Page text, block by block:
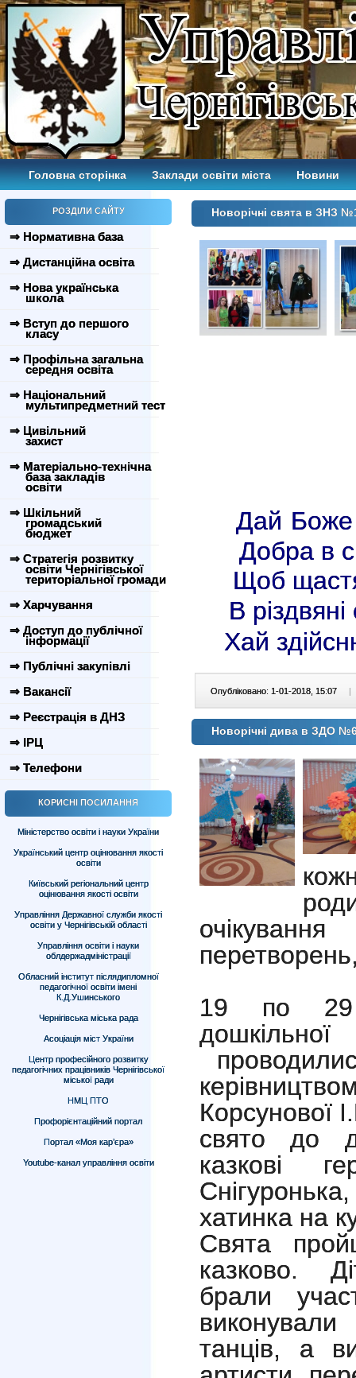
Головна сторінка Заклади освіти міста Новини
РОЗДІЛИ САЙТУ
⇒ Нормативна база
⇒ Дистанційна освіта
⇒ Нова українська
школа
⇒ Вступ до першого
класу
⇒ Профільна загальна
середня освіта
⇒ Національний
мультипредметний тест
⇒ Цивільний
захист
⇒ Матеріально-технічна
база закладів
освіти
⇒ Шкільний
громадський
бюджет
⇒ Стратегія розвитку
освіти Чернігівської
територіальної громади
⇒ Харчування
⇒ Доступ до публічної
інформації
⇒ Публічні закупівлі
⇒ Вакансії
⇒ Реєстрація в ДНЗ
⇒ ІРЦ
⇒ Телефони
КОРИСНІ ПОСИЛАННЯ
Міністерство освіти і науки України
Український центр оцінювання якості
освіти
Київський регіональний центр
оцінювання якості освіти
Управління Державної служби якості
освіти у Чернігівській області
Управління освіти і науки
облдержадміністрації
Обласний інститут післядипломної
педагогічної освіти імені
К.Д.Ушинського
Чернігівська міська рада
Асоціація міст України
Центр професійного розвитку
педагогічних працівників Чернігівської
міської ради
НМЦ ПТО
Профорієнтаційний портал
Портал «Моя кар’єра»
Youtube-канал управління освіти
Новорічні свята в ЗНЗ
Дай Боже
Добра в
Щоб
В
Хай
Опубліковано: 1-01-2018, 15:07 |
Новорічні дива в ЗДО
19 по 29
свято до
казкові
хатинка на
Свята
казково.
брали
танців, а